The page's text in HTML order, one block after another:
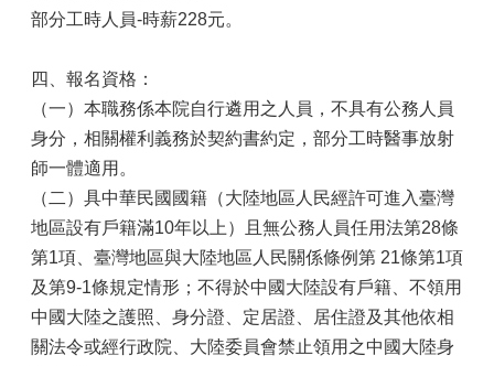
部分工時人員-時薪228元。
四、報名資格：
（一）本職務係本院自行遴用之人員，不具有公務人員
身分，相關權利義務於契約書約定，部分工時醫事放射
師一體適用。
（二）具中華民國國籍（大陸地區人民經許可進入臺灣
地區設有戶籍滿10年以上）且無公務人員任用法第28條
第1項、臺灣地區與大陸地區人民關係條例第 21條第1項
及第9-1條規定情形；不得於中國大陸設有戶籍、不領用
中國大陸之護照、身分證、定居證、居住證及其他依相
關法令或經行政院、大陸委員會禁止領用之中國大陸身